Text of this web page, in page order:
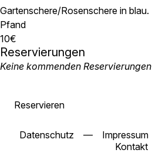
Gartenschere/Rosenschere in blau.
Pfand
10€
Reservierungen
Keine kommenden Reservierungen
Reservieren
Datenschutz — Impressum
Kontakt